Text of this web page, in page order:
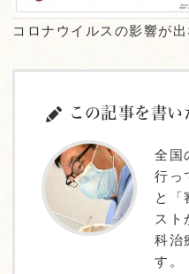
コロナウイルスの影響が
この記事を書い
全国
行っ
と「
スト
科治
す。